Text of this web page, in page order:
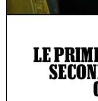
LE